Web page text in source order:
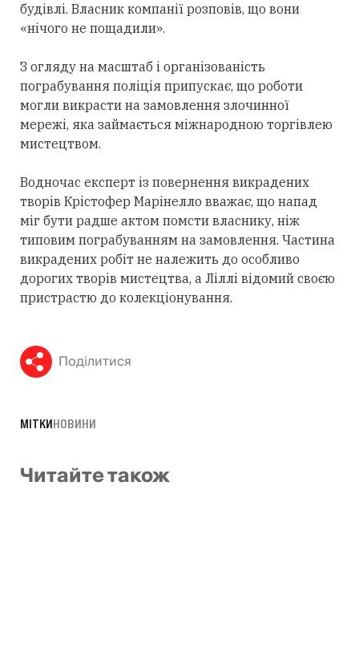
будівлі. Власник компанії розповів, що вони
«нічого не пощадили».
З огляду на масштаб і організованість
пограбування поліція припускає, що роботи
могли викрасти на замовлення злочинної
мережі, яка займається міжнародною торгівлею
мистецтвом.
Водночас експерт із повернення викрадених
творів Крістофер Марінелло вважає, що напад
міг бути радше актом помсти власнику, ніж
типовим пограбуванням на замовлення. Частина
викрадених робіт не належить до особливо
дорогих творів мистецтва, а Ліллі відомий своєю
пристрастю до колекціонування.
Поділитися
МІТКИНОВИНИ
Читайте також